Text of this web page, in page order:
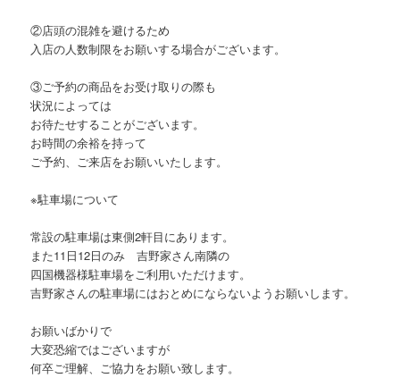
②店頭の混雑を避けるため
入店の人数制限をお願いする場合がございます。
③ご予約の商品をお受け取りの際も
状況によっては
お待たせすることがございます。
お時間の余裕を持って
ご予約、ご来店をお願いいたします。
※駐車場について
常設の駐車場は東側2軒目にあります。
また11日12日のみ 吉野家さん南隣の
四国機器様駐車場をご利用いただけます。
吉野家さんの駐車場にはおとめにならないようお願いします。
お願いばかりで
大変恐縮ではございますが
何卒ご理解、ご協力をお願い致します。